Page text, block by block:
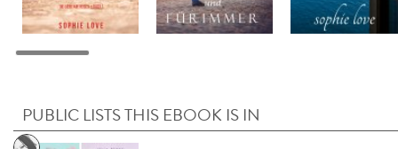
PUBLIC LISTS THIS EBOOK IS IN